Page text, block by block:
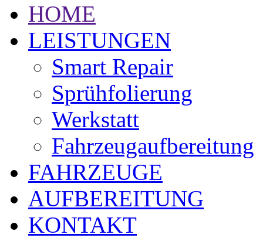
HOME
LEISTUNGEN
Smart Repair
Sprühfolierung
Werkstatt
Fahrzeugaufbereitung
FAHRZEUGE
AUFBEREITUNG
KONTAKT